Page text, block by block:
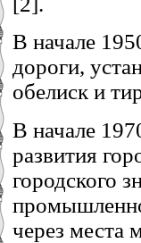
В начале
дороги,
обелиск и
В начале
развития
городского
через места